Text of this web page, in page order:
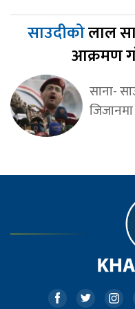
साउदीकोलाल
आक्रमण
साना-